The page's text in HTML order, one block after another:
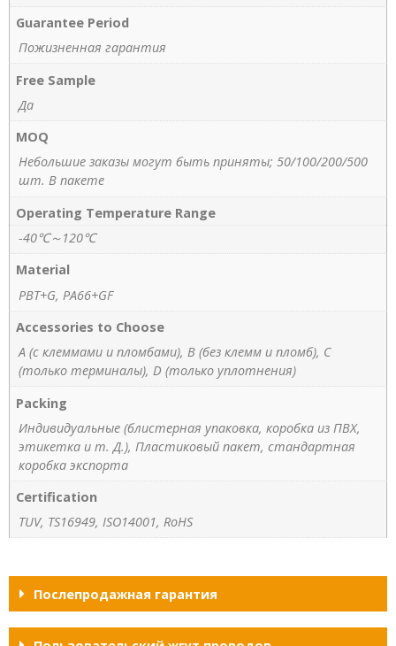
Guarantee Period
Пожизненная гарантия
Free Sample
Да
MOQ
Небольшие заказы могут быть приняты; 50/100/200/500
шт. В пакете
Operating Temperature Range
-40℃～120℃
Material
PBT+G, PA66+GF
Accessories to Choose
A (с клеммами и пломбами), B (без клемм и пломб), C
(только терминалы), D (только уплотнения)
Packing
Индивидуальные (блистерная упаковка, коробка из ПВХ,
этикетка и т. Д.), Пластиковый пакет, стандартная
коробка экспорта
Certification
TUV, TS16949, ISO14001, RoHS
Послепродажная гарантия